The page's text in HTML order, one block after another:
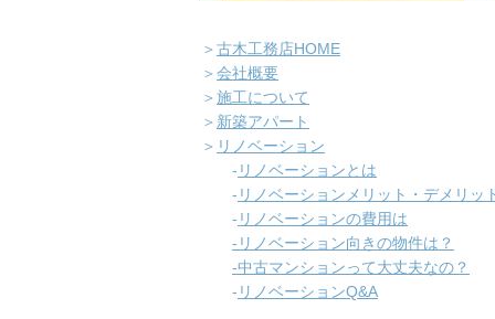
＞ 古木工務店HOME
＞ 会社概要
＞ 施工について
＞ 新築アパート
＞ リノベーション
- ​リノベーションとは
- リノベーションメリット・デメリッ
- リノベーションの費用は
-リノベーション向きの物件は？
-中古マンションって大丈夫なの？
- リノベーションQ&A